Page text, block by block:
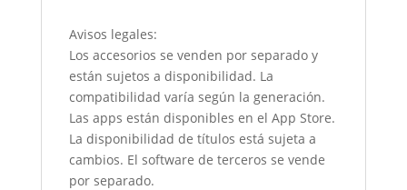
Avisos legales:
Los accesorios se venden por separado y
están sujetos a disponibilidad. La
compatibilidad varía según la generación.
Las apps están disponibles en el App Store.
La disponibilidad de títulos está sujeta a
cambios. El software de terceros se vende
por separado.